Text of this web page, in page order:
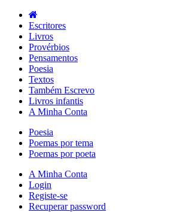
Escritores
Livros
Provérbios
Pensamentos
Poesia
Textos
Também Escrevo
Livros infantis
A Minha Conta
Poesia
Poemas por tema
Poemas por poeta
A Minha Conta
Login
Registe-se
Recuperar password